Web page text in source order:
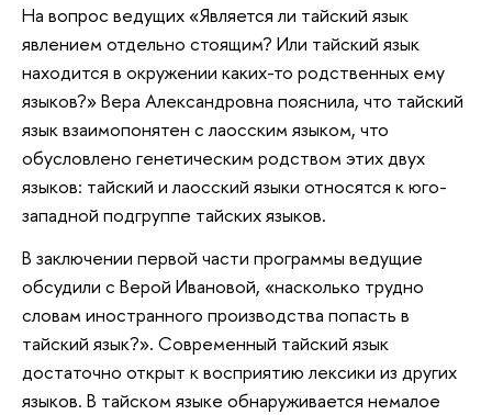
На вопрос ведущих «Является ли тайский язык
явлением отдельно стоящим? Или тайский язык
находится в окружении каких-то родственных ему
языков?» Вера Александровна пояснила, что тайский
язык взаимопонятен с лаосским языком, что
обусловлено генетическим родством этих двух
языков: тайский и лаосский языки относятся к юго-
западной подгруппе тайских языков.
В заключении первой части программы ведущие
обсудили с Верой Ивановой, «насколько трудно
словам иностранного производства попасть в
тайский язык?». Современный тайский язык
достаточно открыт к восприятию лексики из других
языков. В тайском языке обнаруживается немалое